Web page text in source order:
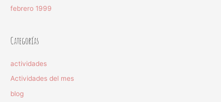
febrero 1999
Categorías
actividades
Actividades del mes
blog